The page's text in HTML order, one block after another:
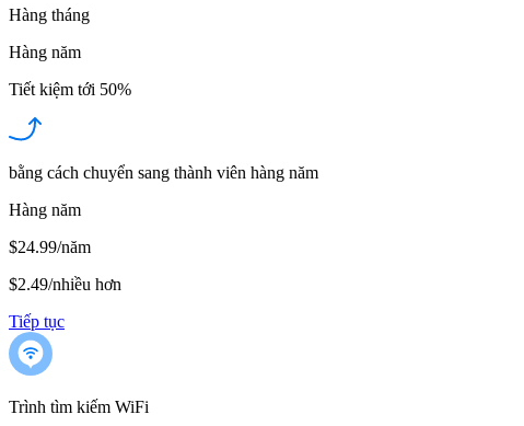
Hàng tháng
Hàng năm
Tiết kiệm tới 50%
bằng cách chuyển sang thành viên hàng năm
Hàng năm
$24.99/năm
$2.49/nhiều hơn
Tiếp tục
Trình tìm kiếm WiFi